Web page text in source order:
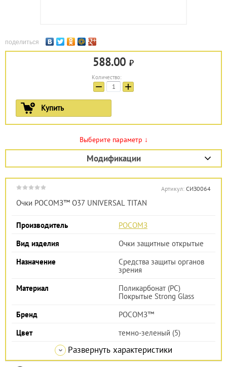
поделиться
588.00
Количество:
− +
Купить
Выберите параметр ↓
Модификации
Артикул: СИЗ0064
Очки РОСОМЗ™ О37 UNIVERSAL TITAN
Производитель
РОСОМЗ
Вид изделия
Очки защитные открытые
Назначение
Средства защиты органов
зрения
Материал
Поликарбонат (РС)
Покрытые Strong Glass
Бренд
РОСОМЗ™
Цвет
темно-зеленый (5)
Развернуть характеристики